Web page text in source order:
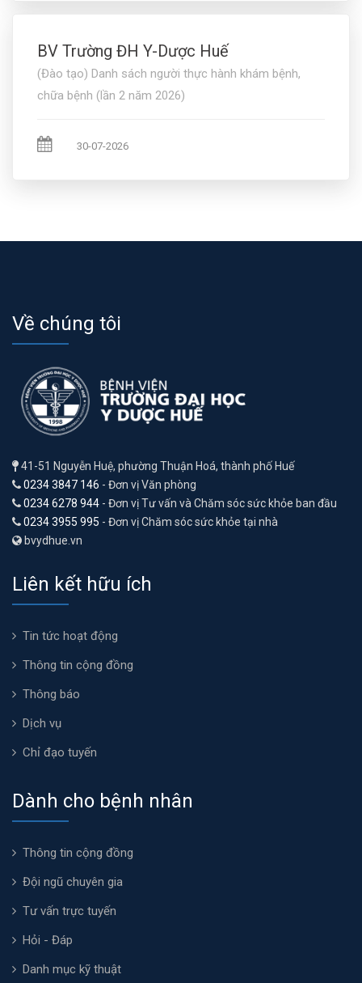
BV Trường ĐH Y-Dược Huế
(Đào tạo) Danh sách người thực hành khám bệnh,
chữa bệnh (lần 2 năm 2026)
30-07-2026
Về chúng tôi
41-51 Nguyễn Huệ, phường Thuận Hoá, thành phố Huế
0234 3847 146 - Đơn vị Văn phòng
0234 6278 944 - Đơn vị Tư vấn và Chăm sóc sức khỏe ban đầu
0234 3955 995 - Đơn vị Chăm sóc sức khỏe tại nhà
bvydhue.vn
Liên kết hữu ích
Tin tức hoạt động
Thông tin cộng đồng
Thông báo
Dịch vụ
Chỉ đạo tuyến
Dành cho bệnh nhân
Thông tin cộng đồng
Đội ngũ chuyên gia
Tư vấn trực tuyến
Hỏi - Đáp
Danh mục kỹ thuật